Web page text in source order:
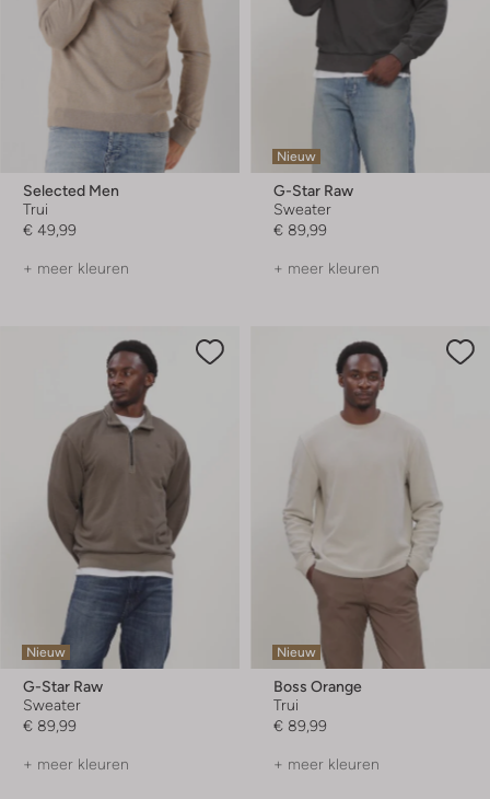
Selected Men
Trui
€ 49,99
+ meer kleuren
Nieuw
G-Star Raw
Sweater
€ 89,99
+ meer kleuren
Nieuw
G-Star Raw
Sweater
€ 89,99
+ meer kleuren
Nieuw
Boss Orange
Trui
€ 89,99
+ meer kleuren